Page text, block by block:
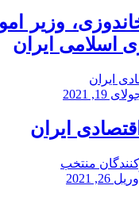
وزیر
اسلامی ایران
19, 2021
ایران
آوریل 26, 2021